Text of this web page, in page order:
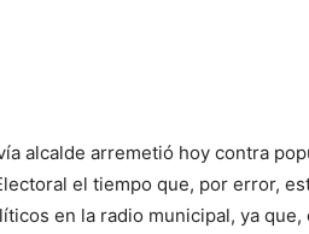
alcalde arremetió hoy contra
el tiempo que, por error,
en la radio municipal, ya